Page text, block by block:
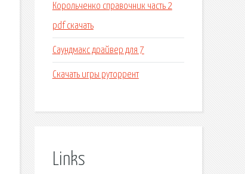
Корольченко справочник часть 2
pdf скачать
Саундмакс драйвер для 7
Скачать игры руторрент
Links